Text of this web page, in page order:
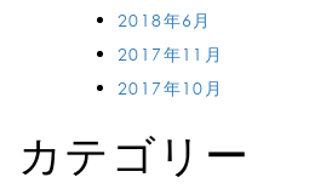
2018年6月
2017年11月
2017年10月
カテゴリー